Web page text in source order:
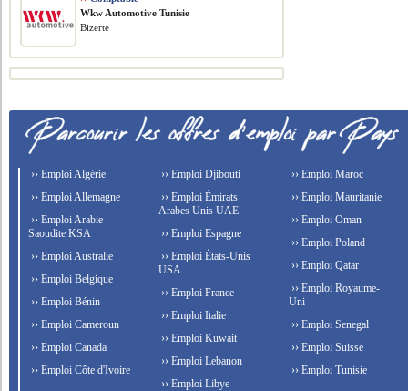
Wkw Automotive Tunisie
Bizerte
›› Emploi Algérie
›› Emploi Allemagne
›› Emploi Arabie
Saoudite KSA
›› Emploi Australie
›› Emploi Belgique
›› Emploi Bénin
›› Emploi Cameroun
›› Emploi Canada
›› Emploi Côte d'Ivoire
›› Emploi Djibouti
›› Emploi Émirats
Arabes Unis UAE
›› Emploi Espagne
›› Emploi États-Unis
USA
›› Emploi France
›› Emploi Italie
›› Emploi Kuwait
›› Emploi Lebanon
›› Emploi Libye
›› Emploi Maroc
›› Emploi Mauritanie
›› Emploi Oman
›› Emploi Poland
›› Emploi Qatar
›› Emploi Royaume-
Uni
›› Emploi Senegal
›› Emploi Suisse
›› Emploi Tunisie